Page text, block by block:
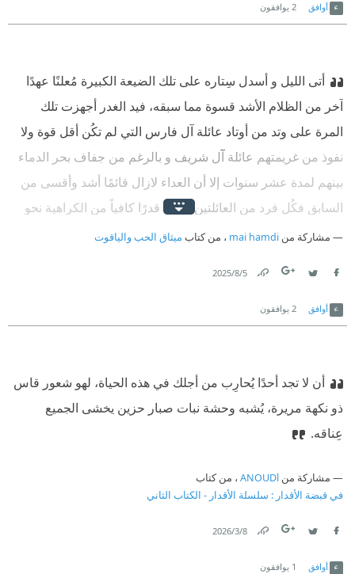
أوافق 2 يوافقون
أتى الليل و أسدل سِتاره على تلك الضيعة الكبيرة مُعلنًا عهدًا
آخر من الظلام الأشد قسوة مما سبقه، فيد الغدر أجهزت تلك
المرة على وتد من أوتاد عائلة آل فارس التي لم تكُن أقل قوة ولا
نفوذ من غريمتهم عائلة آل شريف و بالرغم من جفاف بحر الدماء
بينهم لمدة عشر سنوات إلا أن العداء لازال قائمًا أشد وأقسى من
السابق فكُل فرد من العائلتين يحمل قدرًا كافياً من الكراهية نحو
الآخر بقدر ما دق قلبه و تنفست رأتيه. ‏
مشاركة من mai hamdi ، من كتاب ميثاق الحب والياقوت
5‏/8‏/2025
أوافق 2 يوافقون
‏أن لا تجد أحدًا يُحارِب من أجلك في هذه الحياة، لهو شعور قاس
ذو نكهة مريرة، يُشبه وحشة نبات صبار حزين يخشى الجميع
عِناقه.‏
مشاركة من ANOUDl ، من كتاب
في قبضة الأقدار : سلسلة الأقدار - الكتاب الثاني
8‏/3‏/2026
أوافق 1 يوافقون